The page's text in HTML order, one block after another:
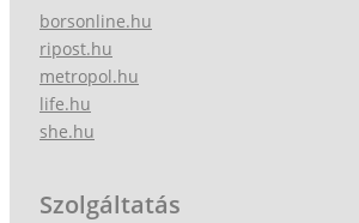
borsonline.hu
ripost.hu
metropol.hu
life.hu
she.hu
Szolgáltatás